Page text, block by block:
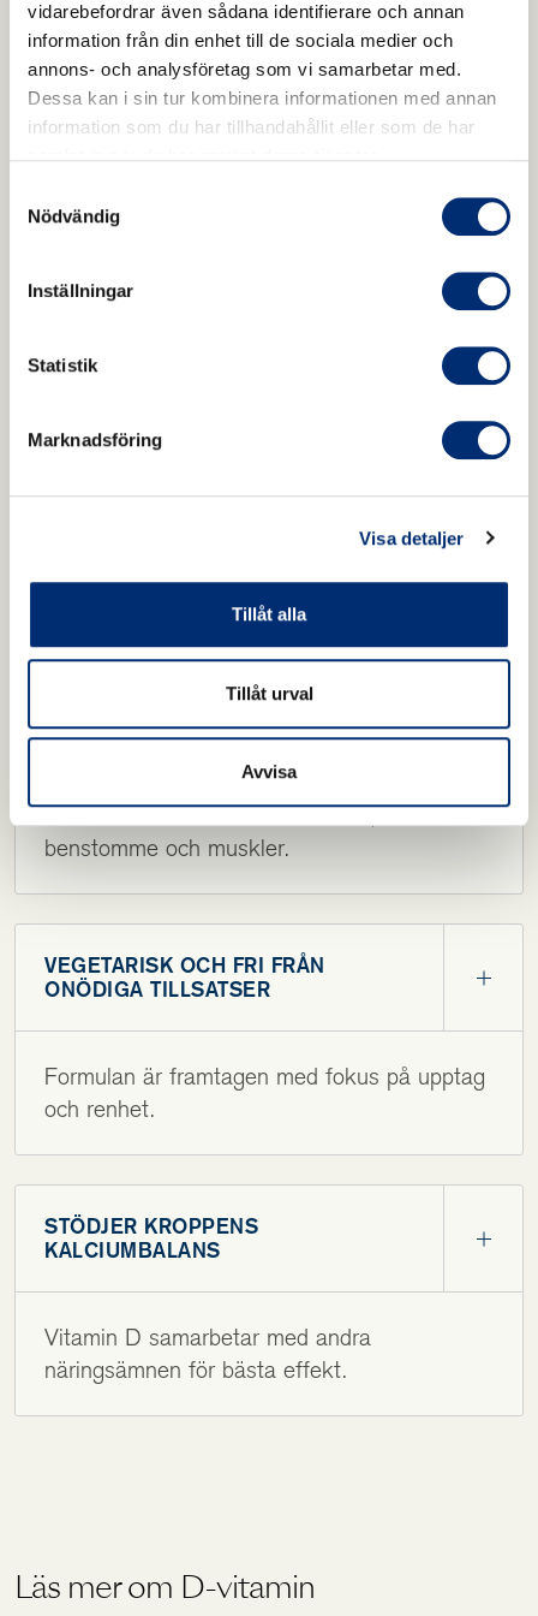
vidarebefordrar även sådana identifierare och annan
information från din enhet till de sociala medier och
annons- och analysföretag som vi samarbetar med.
Dessa kan i sin tur kombinera informationen med annan
information som du har tillhandahållit eller som de har
Nödvändig
Inställningar
Statistik
Marknadsföring
Visa detaljer
Tillåt alla
Tillåt urval
Avvisa
att lättare dosera produkten och inte för att
skydda bakterierna.
Holistic D3-
vitamin 5000
Vårt D3‑tillskott är utvecklat för
att ge kroppen en biotillgänglig
form av vitamin D – för
immunförsvar, muskler och
skelett
SAMMA SOM KROPPEN SJÄLV
Holistic D3-vitamin 5000 innehåller
kolekalciferol, som bildas i huden vid sol.
BIDRAR TILL IMMUNSYSTEM,
MUSKLER OCH BENSTOMME
Vitamin D bidrar till immunförsvar,
benstomme och muskler.
VEGETARISK OCH FRI FRÅN
ONÖDIGA TILLSATSER
Formulan är framtagen med fokus på upptag
och renhet.
STÖDJER KROPPENS
KALCIUMBALANS
Vitamin D samarbetar med andra
näringsämnen för bästa effekt.
Läs mer om D-vitamin